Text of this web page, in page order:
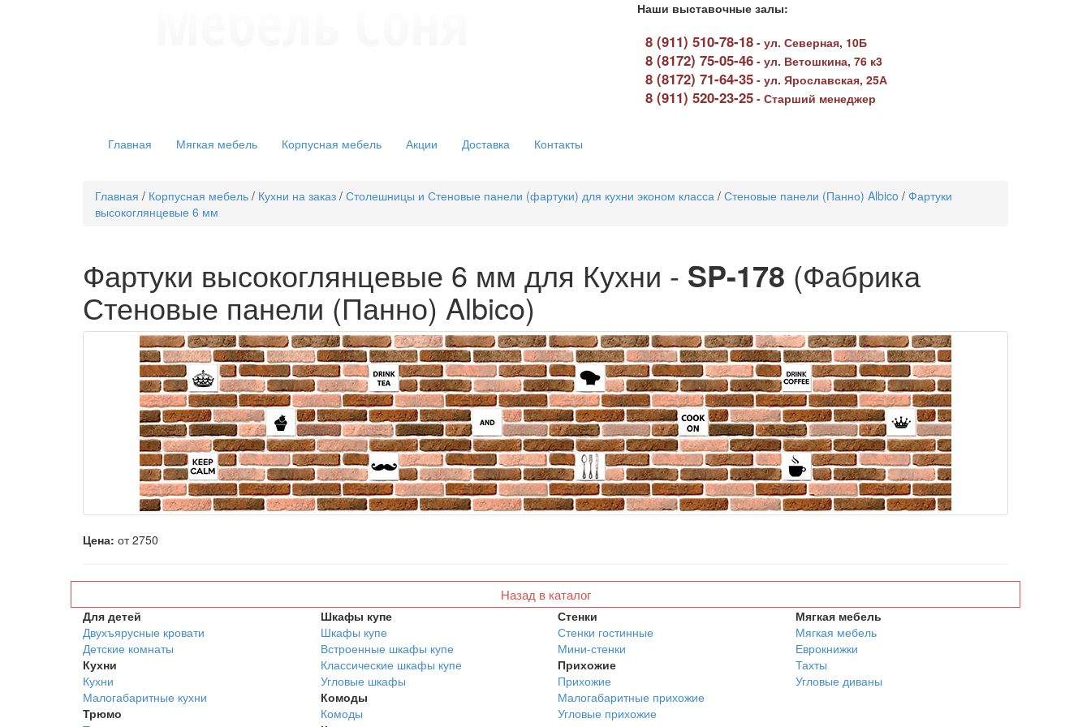
Наши выставочные залы:
8 (911) 510-78-18- ул. Северная, 10Б
8 (8172) 75-05-46- ул. Ветошкина, 76 к3
8 (8172) 71-64-35- ул. Ярославская, 25А
8 (911) 520-23-25- Старший менеджер
Главная Мягкая мебель Корпусная мебель Акции Доставка Контакты
Главная / Корпусная мебель / Кухни на заказ / Столешницы и Стеновые панели (фартуки) для кухни эконом класса / Стеновые панели (Панно) Albico / Фартуки
высокоглянцевые 6 мм
Фартуки высокоглянцевые 6 мм для Кухни - SP-178 (Фабрика
Стеновые панели (Панно) Albico)
Цена: от 2750
Назад в каталог
Для детей
Двухъярусные кровати
Детские комнаты
Кухни
Кухни
Малогабаритные кухни
Трюмо
Шкафы купе
Шкафы купе
Встроенные шкафы купе
Классические шкафы купе
Угловые шкафы
Комоды
Комоды
Стенки
Стенки гостинные
Мини-стенки
Прихожие
Прихожие
Малогабаритные прихожие
Угловые прихожие
Мягкая мебель
Мягкая мебель
Еврокнижки
Тахты
Угловые диваны